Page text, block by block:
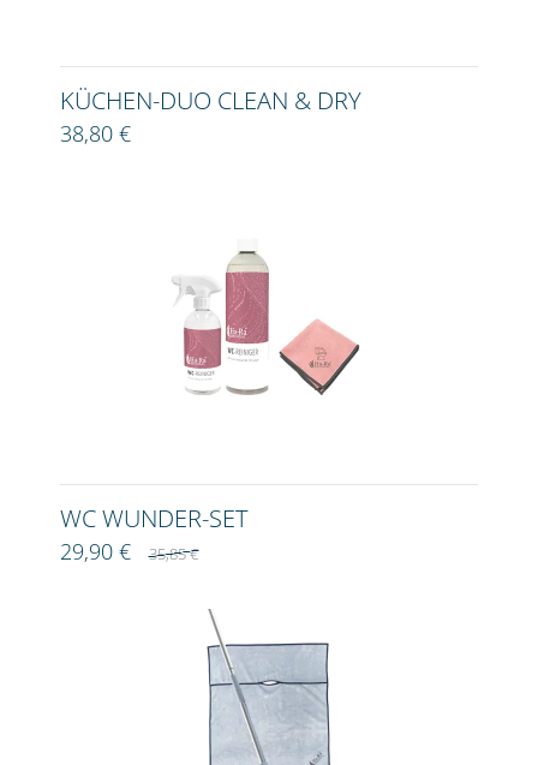
KÜCHEN-DUO CLEAN & DRY
38,80 €
WC WUNDER-SET
29,90 €35,85 €